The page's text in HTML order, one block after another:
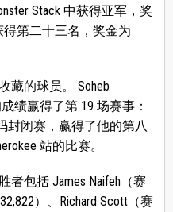
Stack 中获得亚军，奖
得第二十三名，奖金为
藏的球员。 Soheb
成绩赢得了第 19 场赛事：
封闭赛，赢得了他的第八
站的比赛。
者包括 James Naifeh（赛
）、Richard Scott（赛